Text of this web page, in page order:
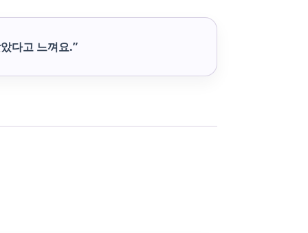
다고 느껴요.”